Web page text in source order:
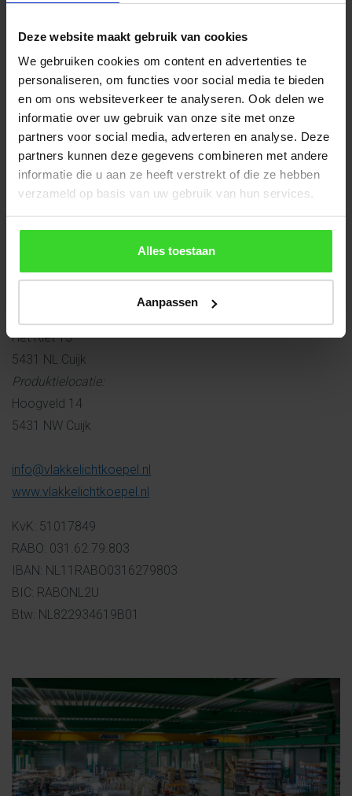
Deze website maakt gebruik van cookies
We gebruiken cookies om content en advertenties te
personaliseren, om functies voor social media te bieden
en om ons websiteverkeer te analyseren. Ook delen we
informatie over uw gebruik van onze site met onze
partners voor social media, adverteren en analyse. Deze
partners kunnen deze gegevens combineren met andere
informatie die u aan ze heeft verstrekt of die ze hebben
verzameld op basis van uw gebruik van hun services.
Alles toestaan
Aanpassen
Wilt u langskomen om uw Daklicht of Lichtstraat op te
Bel of e-mail dan uiterlijk een dag vooraf, dan zetten wij de
bestelling voor u klaar
Wilt u de showroom bezoeken en persoonlijk advies?
Dat kan elke werkdag tussen 08:00 en 17:00h. Een afspraak
maken is niet per se nodig maar mag wel.
Bezoekadres:
Het Riet 13
5431 NL Cuijk
Vlakkelichtkoepel | Heruvent B.V.
Het Riet 13
5431 NL Cuijk
Produktielocatie:
Hoogveld 14
5431 NW Cuijk
info@vlakkelichtkoepel.nl
www.vlakkelichtkoepel.nl
KvK: 51017849
RABO: 031.62.79.803
IBAN: NL11RABO0316279803
BIC: RABONL2U
Btw: NL822934619B01